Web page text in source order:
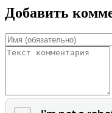
Добавить